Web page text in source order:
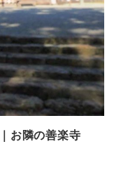
お隣の善楽寺